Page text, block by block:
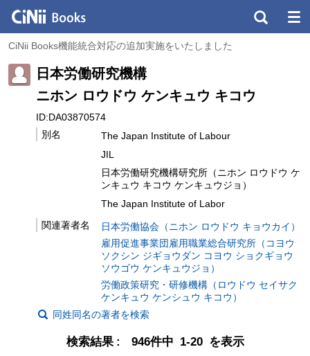
CiNii Books機能統合対応の追加実施をいたしました
日本労働研究機構
ニホン ロウドウ ケンキュウ キコウ
ID:DA03870574
別名
The Japan Institute of Labour
JIL
日本労働研究機構研究所（ニホン ロウドウ ケ
ンキュウ キコウ ケンキュウジョ）
The Japan Institute of Labor
関連著者名
日本労働協会（ニホン ロウドウ キョウカイ）
雇用促進事業団雇用職業総合研究所（コヨウ
ソクシン ジギョウダン コヨウ ショクギョウ
ソウゴウ ケンキュウジョ）
労働政策研究・研修機構（ロウドウ セイサク
ケンキュウ ケンシュウ キコウ）
同姓同名の著者を検索
検索結果 946件中 1-20 を表示